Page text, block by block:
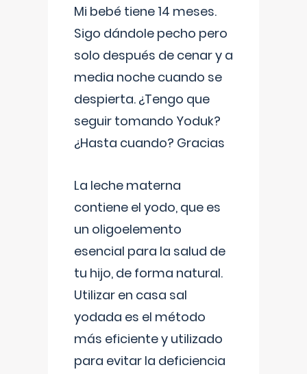
Mi bebé tiene 14 meses.
Sigo dándole pecho pero
solo después de cenar y a
media noche cuando se
despierta. ¿Tengo que
seguir tomando Yoduk?
¿Hasta cuando? Gracias
La leche materna
contiene el yodo, que es
un oligoelemento
esencial para la salud de
tu hijo, de forma natural.
Utilizar en casa sal
yodada es el método
más eficiente y utilizado
para evitar la deficiencia